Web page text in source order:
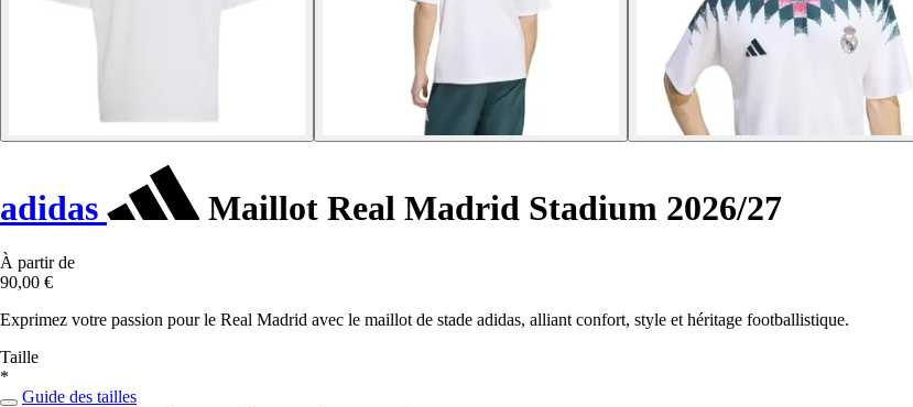
adidas Maillot Real Madrid Stadium 2026/27
À partir de
90,00 €
Exprimez votre passion pour le Real Madrid avec le maillot de stade adidas, alliant confort, style et héritage footballistique.
Taille
*
Guide des tailles